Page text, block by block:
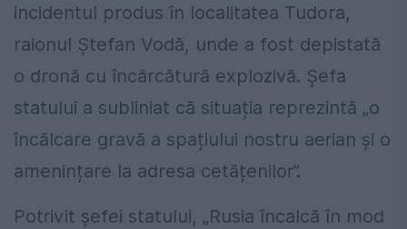
incidentul produs în localitatea Tudora,
raionul Ștefan Vodă, unde a fost depistată
o dronă cu încărcătură explozivă. Șefa
statului a subliniat că situația reprezintă „o
încălcare gravă a spațiului nostru aerian și o
amenințare la adresa cetățenilor”.
Potrivit șefei statului, „Rusia încalcă în mod